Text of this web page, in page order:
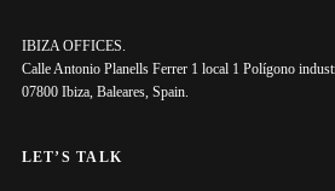
IBIZA OFFICES.
Calle Antonio Planells Ferrer 1 local 1 Polígono
07800 Ibiza, Baleares, Spain.
LET’S TALK